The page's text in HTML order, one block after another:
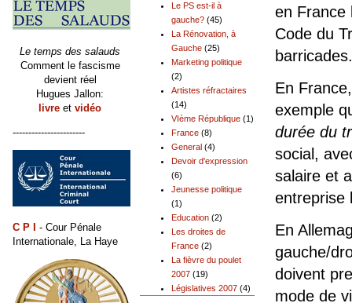
en France
Code du
barricades.
En
exemple
durée du
social,
salaire et
entreprise
En
gauche/
doivent
mode de
Le PS est-il à
gauche? (45)
La Rénovation, à
Gauche (25)
Marketing politique
(2)
Artistes réfractaires
(14)
VIème République (1)
France (8)
General (4)
Devoir d'expression
(6)
Jeunesse politique
(1)
Education (2)
Les droites de
France (2)
La fièvre du poulet
2007 (19)
Législatives 2007 (4)
Le temps des salauds
Comment le fascisme
devient réel
Hugues Jallon:
livre et vidéo
-----------------------
C P I
- Cour Pénale
Internationale, La Haye